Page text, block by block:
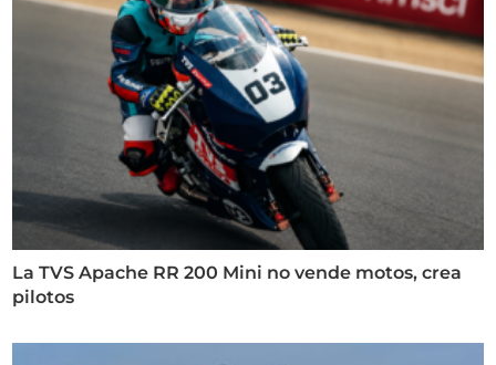
La TVS Apache RR 200 Mini no vende motos, crea
pilotos